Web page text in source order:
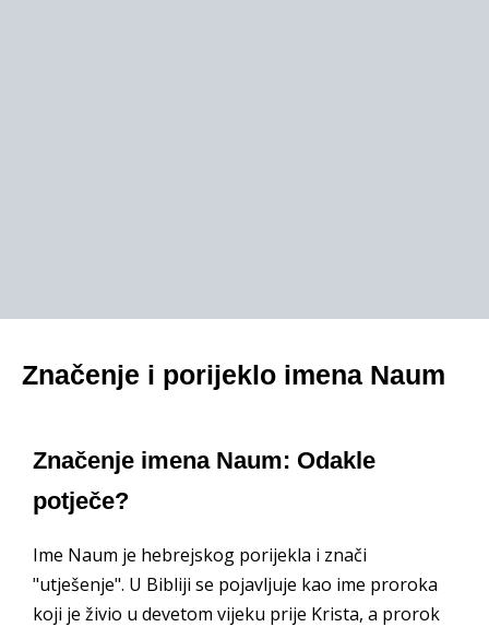
Značenje i porijeklo imena Naum
Značenje imena Naum: Odakle
potječe?
Ime Naum je hebrejskog porijekla i znači
"utješenje". U Bibliji se pojavljuje kao ime proroka
koji je živio u devetom vijeku prije Krista, a prorok